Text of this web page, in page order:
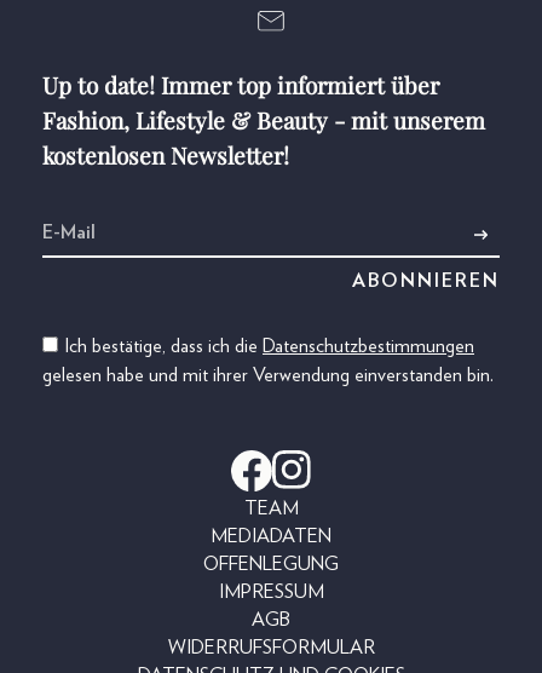
Up to date! Immer top informiert über
Fashion, Lifestyle & Beauty - mit unserem
kostenlosen Newsletter!
Ich bestätige, dass ich die Datenschutzbestimmungen
gelesen habe und mit ihrer Verwendung einverstanden bin.
TEAM
MEDIADATEN
OFFENLEGUNG
IMPRESSUM
AGB
WIDERRUFSFORMULAR